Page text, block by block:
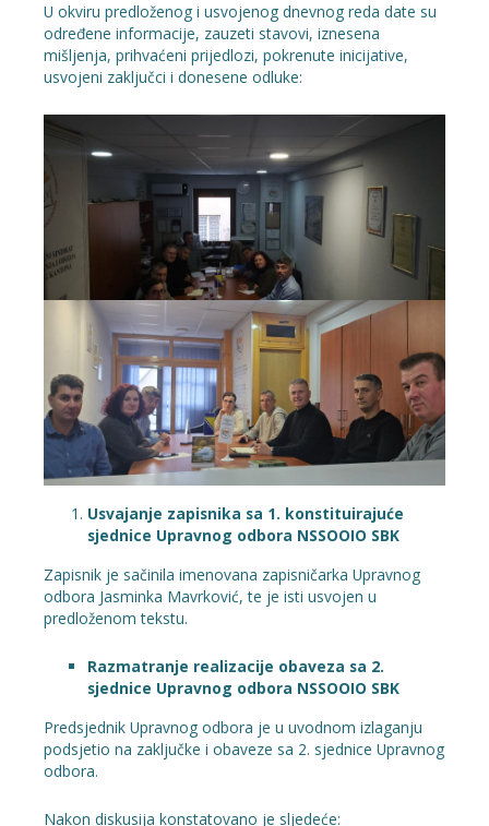
U okviru predloženog i usvojenog dnevnog reda date su
određene informacije, zauzeti stavovi, iznesena
mišljenja, prihvaćeni prijedlozi, pokrenute inicijative,
usvojeni zaključci i donesene odluke:
Usvajanje zapisnika sa 1. konstituirajuće
sjednice Upravnog odbora NSSOOIO SBK
Zapisnik je sačinila imenovana zapisničarka Upravnog
odbora Jasminka Mavrković, te je isti usvojen u
predloženom tekstu.
Razmatranje realizacije obaveza sa 2.
sjednice Upravnog odbora NSSOOIO SBK
Predsjednik Upravnog odbora je u uvodnom izlaganju
podsjetio na zaključke i obaveze sa 2. sjednice Upravnog
odbora.
Nakon diskusija konstatovano je sljedeće: